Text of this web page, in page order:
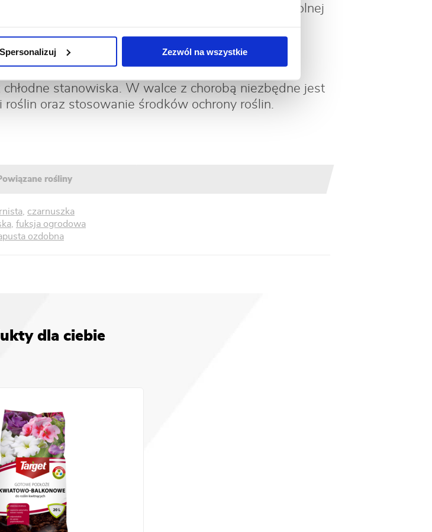
Spersonalizuj Zezwól na wszystkie
nalot. Atakuje nie tylko liście położone w dolnej
.
stanowiska. W walce z chorobą niezbędne jest
roślin oraz stosowanie środków ochrony roślin.
rośliny
, czarnuszka
, fuksja ogrodowa
ozdobna
dla ciebie